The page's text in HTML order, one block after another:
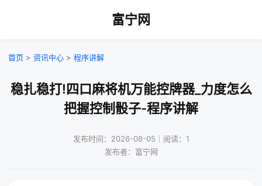
富宁网
首页 > 资讯中心 > 程序讲解
稳扎稳打!四口麻将机万能控牌器_力度怎么
把握控制骰子-程序讲解
发布时间：2026-08-05｜阅读：1
发布者：富宁网